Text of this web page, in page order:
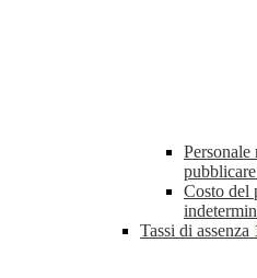
Personale
Costo del
Tassi di assenza